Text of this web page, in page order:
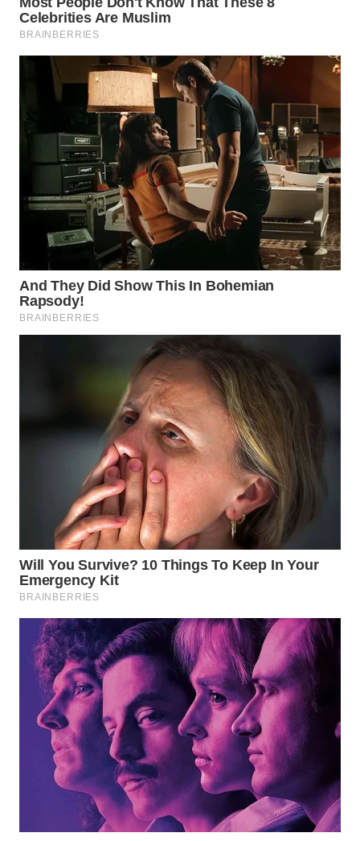
TAPANULI
UTARA
WN
SAMOSIR
PADANG
LAWAS
WN
SUMEDANG
WN
CIANJUR
WN
WN
CIREBON
WN
INDRAMAYU
WN
KUNINGAN
WN
MAJALENGKA
WN
SUBANG
SUKABUMI